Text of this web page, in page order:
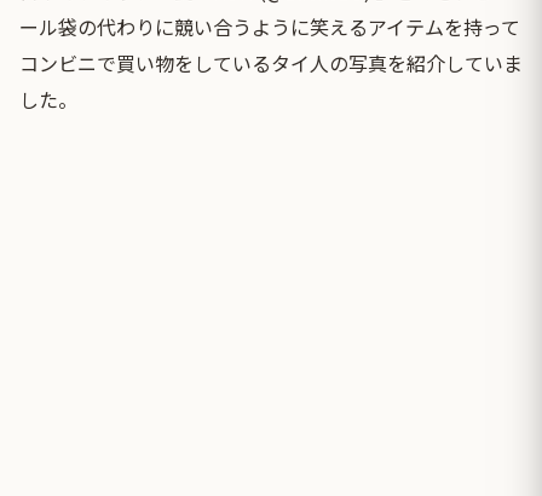
ール袋の代わりに競い合うように笑えるアイテムを持って
コンビニで買い物をしているタイ人の写真を紹介していま
した。